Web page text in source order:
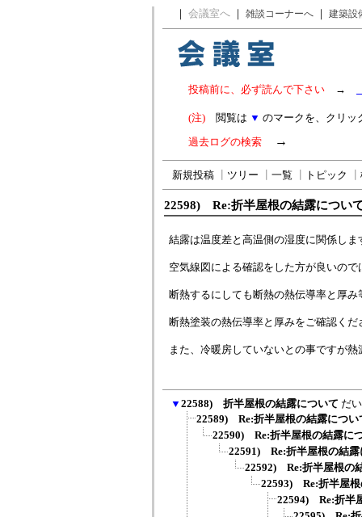
｜ 会議室へ ｜ 雑談コーナーへ ｜ 建築設
投稿前に、必ず読んで下さい →
(注) 閲覧は ▼ のマークを、クリッ
過去ログの検索 →
新規投稿 ツリー 一覧 トピック
22598) Re:折半屋根の結露につい
結露は温度差と高温側の湿度に関係しま
空気線図による確認をした方が良いの
断熱するにしても断熱の熱伝導率と厚
断熱塗装の熱伝導率と厚みをご確認くだ
また、冷暖房していないとの事ですが
▼ 22588) 折半屋根の結露について だい
22589) Re:折半屋根の結露につい
22590) Re:折半屋根の結露に
22591) Re:折半屋根の結露
22592) Re:折半屋根の
22593) Re:折半屋根
22594) Re:折半